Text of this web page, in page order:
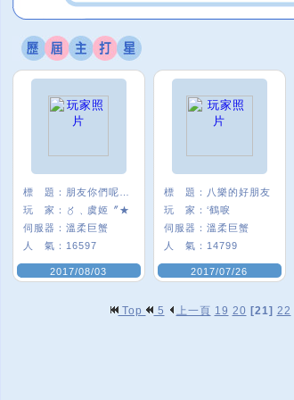
標 題：
玩 家：
〥﹑虞姬〞★
伺服器： 溫柔巨蟹
人 氣： 16597
2017/08/03
標 題：
八樂的好朋友
玩 家： ‘鶴唳
伺服器： 溫柔巨蟹
人 氣： 14799
2017/07/26
Top 5 上一頁 19 20 [21] 22